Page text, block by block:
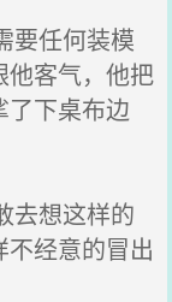
要任何装模
他客气，他把
了下桌布边
去想这样的
经意的冒出